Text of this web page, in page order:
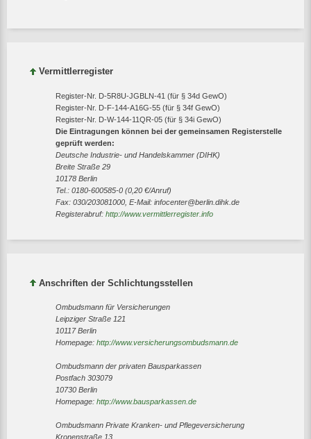
Vermittlerregister
Register-Nr. D-5R8U-JGBLN-41 (für § 34d GewO)
Register-Nr. D-F-144-A16G-55 (für § 34f GewO)
Register-Nr. D-W-144-11QR-05 (für § 34i GewO)
Die Eintragungen können bei der gemeinsamen Registerstelle
geprüft werden:
Deutsche Industrie- und Handelskammer (DIHK)
Breite Straße 29
10178 Berlin
Tel.: 0180-600585-0 (0,20 €/Anruf)
Fax: 030/203081000, E-Mail: infocenter@berlin.dihk.de
Registerabruf: http://www.vermittlerregister.info
Anschriften der Schlichtungsstellen
Ombudsmann für Versicherungen
Leipziger Straße 121
10117 Berlin
Homepage: http://www.versicherungsombudsmann.de
Ombudsmann der privaten Bausparkassen
Postfach 303079
10730 Berlin
Homepage: http://www.bausparkassen.de
Ombudsmann Private Kranken- und Pflegeversicherung
Kronenstraße 13